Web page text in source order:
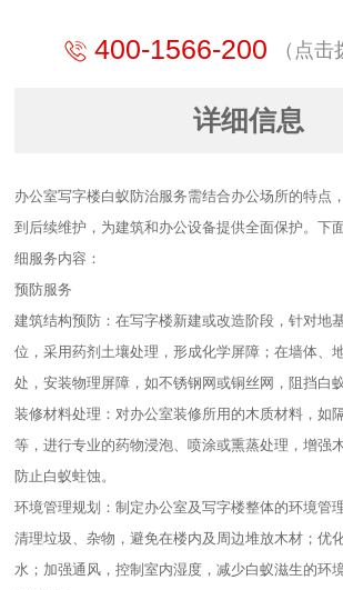
400-1566-200 （点击
详细信息
办公室写字楼白蚁防治服务需结合办公场所的特点
到后续维护，为建筑和办公设备提供全面保护。下
细服务内容：
预防服务
建筑结构预防：在写字楼新建或改造阶段，针对地
位，采用药剂土壤处理，形成化学屏障；在墙体、
处，安装物理屏障，如不锈钢网或铜丝网，阻挡白蚁
装修材料处理：对办公室装修所用的木质材料，如
等，进行专业的药物浸泡、喷涂或熏蒸处理，增强
防止白蚁蛀蚀。
环境管理规划：制定办公室及写字楼整体的环境管
清理垃圾、杂物，避免在楼内及周边堆放木材；优
水；加强通风，控制室内湿度，减少白蚁滋生的环